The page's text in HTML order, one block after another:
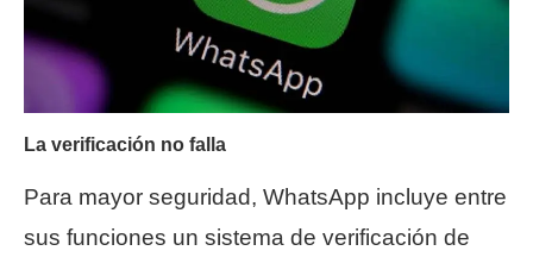
La verificación no falla
Para mayor seguridad, WhatsApp incluye entre
sus funciones un sistema de verificación de